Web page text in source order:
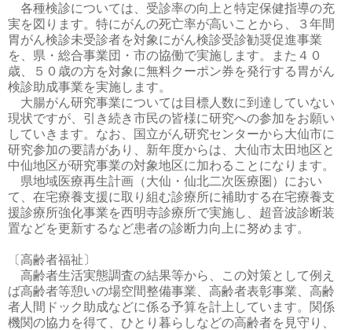
各種検診については、受診率の向上と特定保健指導の充
実を図ります。特にがんの死亡率が高いことから、３年間
胃がん検診未受診者を対象にがん検診受診勧奨促進事業
を、県・総合事業団・市の協働で実施します。また４０
歳、５０歳の方を対象に無料クーポン券を発行する胃がん
検診助成事業を実施します。
大腸がん研究事業については目標人数に到達していない
現状ですが、引き続き市民の皆様に研究への参加をお願い
していきます。なお、国立がん研究センターから大仙市に
研究参加の要請があり、新年度からは、大仙市太田地区と
中仙地区が研究事業の対象地区に加わることになります。
県地域医療再生計画（大仙・仙北二次医療圏）におい
て、在宅療養支援に取り組む診療所に補助する在宅療養支
援診療所強化事業を西明寺診療所で実施し、超音波診断装
置などを更新するなど患者の診断力向上に努めます。
〔高齢者福祉〕
高齢者生活実態調査の結果等から、この対策として例え
ば高齢者等憩いの場空間整備事業、高齢者表彰事業、高齢
者人間ドック助成などに係る予算を計上しています。関係
機関の協力を得て、ひとり暮らしなどの高齢者を見守り、